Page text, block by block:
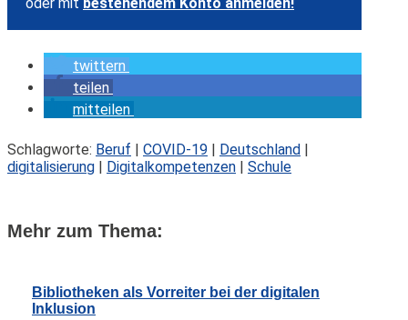
twittern
teilen
mitteilen
Schlagworte: Beruf | COVID-19 | Deutschland |
digitalisierung | Digitalkompetenzen | Schule
Mehr zum Thema:
Bibliotheken als Vorreiter bei der digitalen
Inklusion